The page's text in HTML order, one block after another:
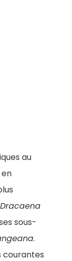
au
Dracaena
sous-
.
courantes